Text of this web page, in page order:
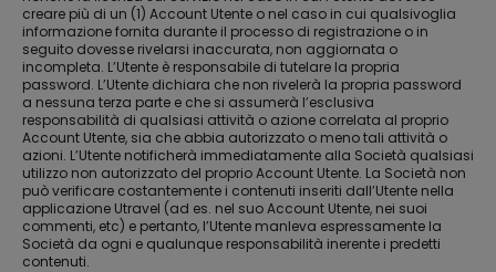
creare più di un (1) Account Utente o nel caso in cui qualsivoglia
informazione fornita durante il processo di registrazione o in
seguito dovesse rivelarsi inaccurata, non aggiornata o
incompleta. L’Utente è responsabile di tutelare la propria
password. L’Utente dichiara che non rivelerà la propria password
a nessuna terza parte e che si assumerà l’esclusiva
responsabilità di qualsiasi attività o azione correlata al proprio
Account Utente, sia che abbia autorizzato o meno tali attività o
azioni. L’Utente notificherà immediatamente alla Società qualsiasi
utilizzo non autorizzato del proprio Account Utente. La Società non
può verificare costantemente i contenuti inseriti dall’Utente nella
applicazione Utravel (ad es. nel suo Account Utente, nei suoi
commenti, etc) e pertanto, l’Utente manleva espressamente la
Società da ogni e qualunque responsabilità inerente i predetti
contenuti.